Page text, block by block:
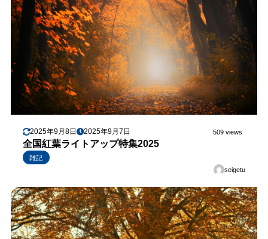
2025年9月8日 2025年9月7日 509 views
全国紅葉ライトアップ特集2025
雑記
seigetu